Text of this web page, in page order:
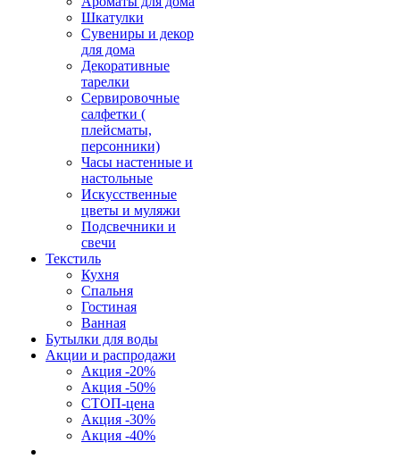
Шкатулки
Сувениры и декор
для дома
Декоративные
тарелки
Сервировочные
салфетки (
плейсматы,
персонники)
Часы настенные и
настольные
Искусственные
цветы и муляжи
Подсвечники и
свечи
Текстиль
Кухня
Спальня
Гостиная
Ванная
Бутылки для воды
Акции и распродажи
Акция -20%
Акция -50%
СТОП-цена
Акция -30%
Акция -40%